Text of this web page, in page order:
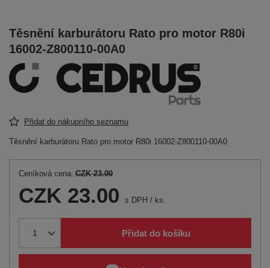
Těsnění karburátoru Rato pro motor R80i
16002-Z800110-00A0
Přidat do nákupního seznamu
Těsnění karburátoru Rato pro motor R80i 16002-Z800110-00A0
Ceníková cena: CZK 23.00
CZK 23.00 s DPH / ks.
Přidat do košíku